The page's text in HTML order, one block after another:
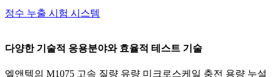
정수 누출 시험 시스템
다양한 기술적 응용분야와 효율적 테스트 기술
엘앤텍의 M1075 고속 질량 유량 미크로스케일 충전 용량 누설